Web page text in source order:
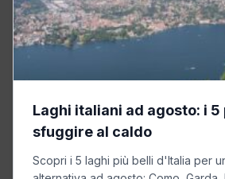
Laghi italiani ad agosto: i 5
sfuggire al caldo
Scopri i 5 laghi più belli d'Italia per